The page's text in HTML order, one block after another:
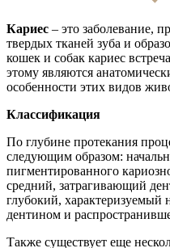
Кариес – это заболевание,
твердых тканей зуба и
кошек и собак кариес
этому являются
особенности этих видов
Классификация
По глубине протекания
следующим образом:
пигментированного
средний, затрагивающий
глубокий,
дентином и
Также существует еще